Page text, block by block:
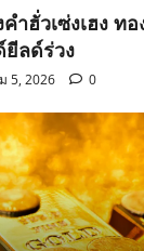
ำฮั่วเซ่งเฮง ท
ลด์ร่วง
5, 2026 0